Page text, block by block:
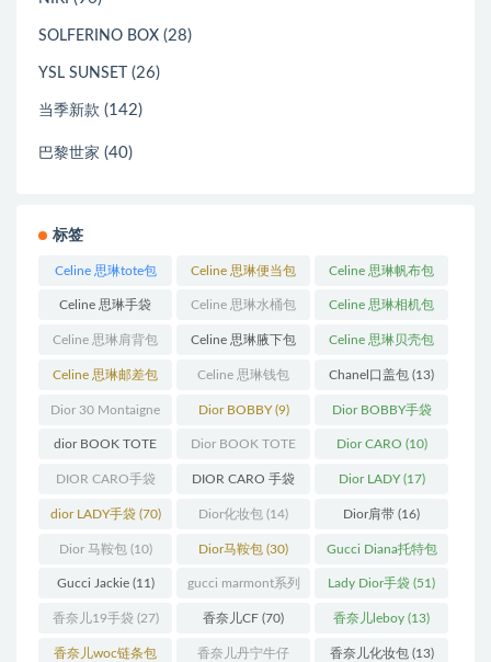
SOLFERINO BOX (28)
YSL SUNSET (26)
当季新款 (142)
巴黎世家 (40)
标签
Celine 思琳tote包
(23)
Celine 思琳便当包
(14)
Celine 思琳帆布包
(18)
Celine 思琳手袋
(250)
Celine 思琳水桶包
(55)
Celine 思琳相机包
(11)
Celine 思琳肩背包
(12)
Celine 思琳腋下包
(10)
Celine 思琳贝壳包
(12)
Celine 思琳邮差包
(13)
Celine 思琳钱包
(10)
Chanel口盖包 (13)
Dior 30 Montaigne
蒙田(31)
Dior BOBBY(9) Dior BOBBY手袋
(26)
dior BOOK TOTE
(12)
Dior BOOK TOTE
手袋(163)
Dior CARO (10)
DIOR CARO手袋
(11)
DIOR CARO 手袋
(31)
Dior LADY(17)
dior LADY手袋(70) Dior化妆包 (14) Dior肩带 (16)
Dior 马鞍包(10) Dior马鞍包 (30) Gucci Diana托特包
(11)
Gucci Jackie(11) gucci marmont系列
(19)
Lady Dior手袋 (51)
香奈儿19手袋 (27) 香奈儿CF (70) 香奈儿leboy (13)
香奈儿woc链条包 香奈儿丹宁牛仔 香奈儿化妆包(13)